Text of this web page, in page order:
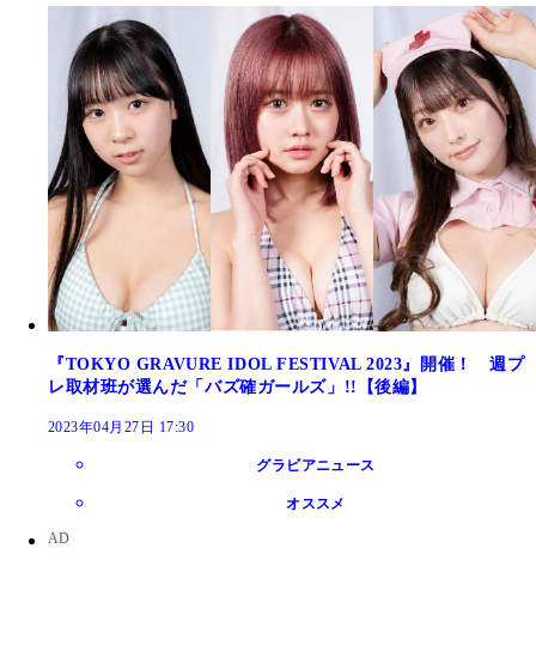
『TOKYO GRAVURE IDOL FESTIVAL 2023』開催！ 週プ
レ取材班が選んだ「バズ確ガールズ」!!【後編】
2023年04月27日 17:30
グラビアニュース
オススメ